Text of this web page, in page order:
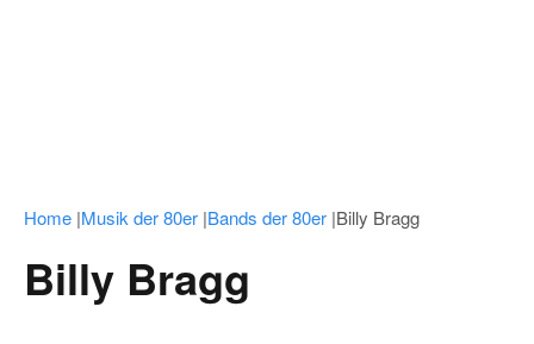
Home |Musik der 80er |Bands der 80er |Billy Bragg
Billy Bragg